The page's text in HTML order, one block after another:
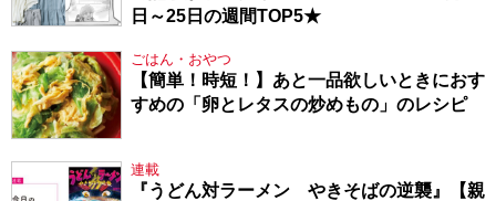
日～25日の週間TOP5★
ごはん・おやつ
【簡単！時短！】あと一品欲しいときにおす
すめの「卵とレタスの炒めもの」のレシピ
連載
『うどん対ラーメン やきそばの逆襲』【親